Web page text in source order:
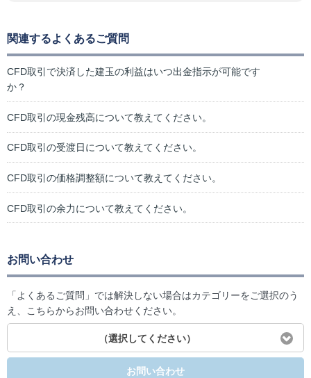
関連するよくあるご質問
CFD取引で決済した建玉の利益はいつ出金指示が可能です
か？
CFD取引の現金残高について教えてください。
CFD取引の受渡日について教えてください。
CFD取引の価格調整額について教えてください。
CFD取引の余力について教えてください。
お問い合わせ
「よくあるご質問」では解決しない場合はカテゴリーをご選択のう
え、こちらからお問い合わせください。
（選択してください）
お問い合わせ